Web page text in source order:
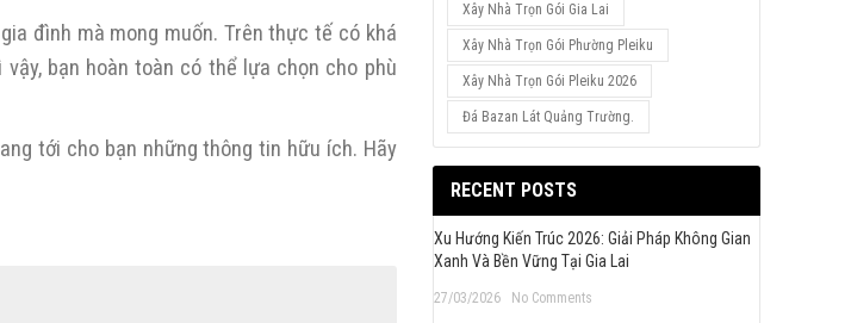
đình mà mong muốn. Trên thực tế có khá
bạn hoàn toàn có thể lựa chọn cho phù
tới cho bạn những thông tin hữu ích. Hãy
Xây Nhà Trọn Gói Gia Lai
Xây Nhà Trọn Gói Phường Pleiku
Xây Nhà Trọn Gói Pleiku 2026
Đá Bazan Lát Quảng Trường.
RECENT POSTS
Xu Hướng Kiến Trúc 2026: Giải Pháp Không Gian
Xanh Và Bền Vững Tại Gia Lai
27/03/2026 No Comments